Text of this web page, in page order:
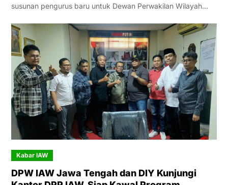
susunan pengurus baru untuk Dewan Perwakilan Wilayah…
Kabar IAW
DPW IAW Jawa Tengah dan DIY Kunjungi